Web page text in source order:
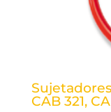
CAB 321,